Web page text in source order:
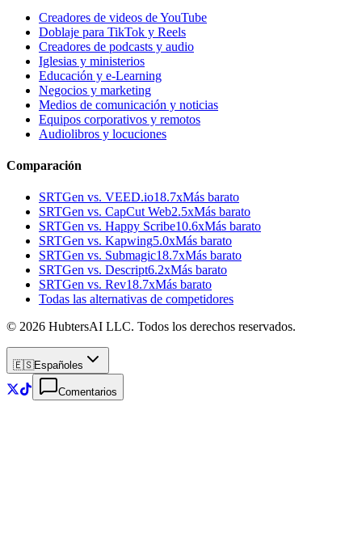
Creadores de videos de YouTube
Doblaje para TikTok y Reels
Creadores de podcasts y audio
Iglesias y ministerios
Educación y e-Learning
Negocios y marketing
Medios de comunicación y noticias
Equipos corporativos y remotos
Audiolibros y locuciones
Comparación
SRTGen vs. VEED.io18.7xMás barato
SRTGen vs. CapCut Web2.5xMás barato
SRTGen vs. Happy Scribe10.6xMás barato
SRTGen vs. Kapwing5.0xMás barato
SRTGen vs. Submagic18.7xMás barato
SRTGen vs. Descript6.2xMás barato
SRTGen vs. Rev18.7xMás barato
Todas las alternativas de competidores
© 2026 HubtersAI LLC. Todos los derechos reservados.
🇪🇸Español es
Comentarios